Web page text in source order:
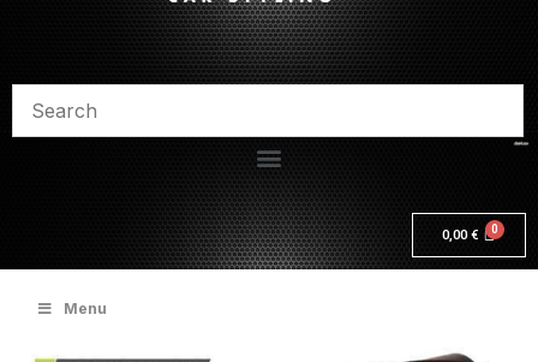
0,00€
Menu